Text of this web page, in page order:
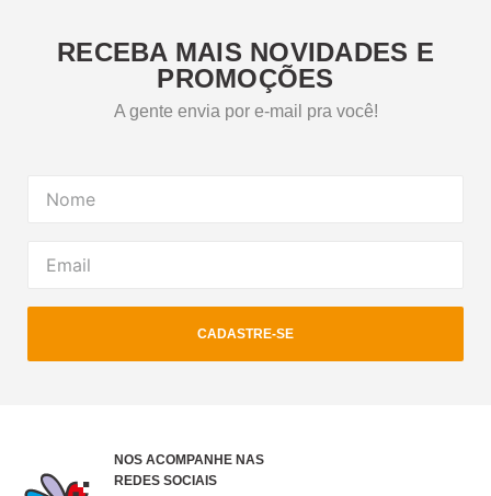
RECEBA MAIS NOVIDADES E
PROMOÇÕES
A gente envia por e-mail pra você!
CADASTRE-SE
NOS ACOMPANHE NAS
REDES SOCIAIS